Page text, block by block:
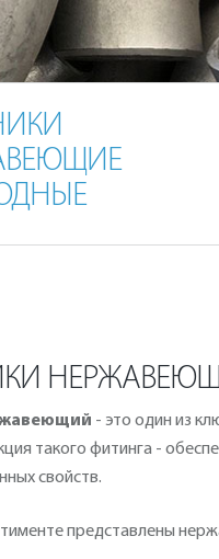
- это один из
такого фитинга -
свойств.
представлены